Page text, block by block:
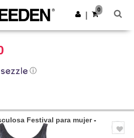
app!
Descargar app
0
ⓘ
Festival para mujer-